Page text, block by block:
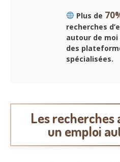
Plus de
recherches
autour de
des
spécialisées.
Les recherches
un emploi